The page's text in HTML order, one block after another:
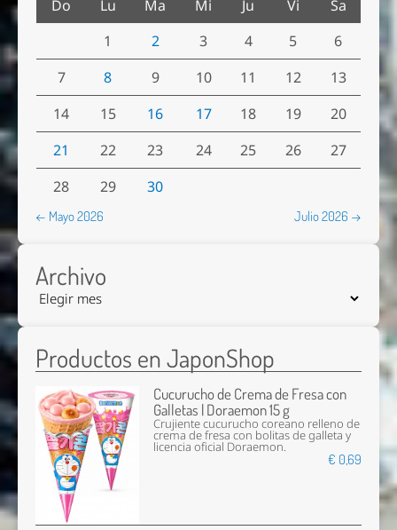
Do Lu Ma Mi Ju Vi
Sa
1
2 3 4 5
6
7
8 9 10 11 12
13
14
15 16 17 18 19
20
21
22 23 24 25 26
27
28
29 30
← Mayo 2026 Julio 2026 →
Archivo
Productos en JaponShop
Cucurucho de Crema de Fresa con
Galletas | Doraemon 15 g
Crujiente cucurucho coreano relleno de
crema de fresa con bolitas de galleta y
licencia oficial Doraemon.
€ 0,69